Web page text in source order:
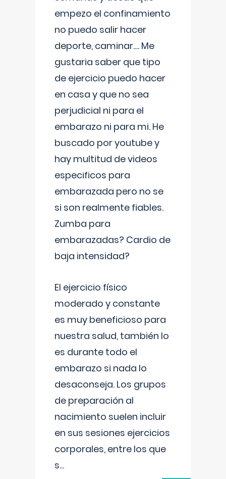
empezo el confinamiento
no puedo salir hacer
deporte, caminar.... Me
gustaria saber que tipo
de ejercicio puedo hacer
en casa y que no sea
perjudicial ni para el
embarazo ni para mi. He
buscado por youtube y
hay multitud de videos
especificos para
embarazada pero no se
si son realmente fiables.
Zumba para
embarazadas? Cardio de
baja intensidad?
El ejercicio físico
moderado y constante
es muy beneficioso para
nuestra salud, también lo
es durante todo el
embarazo si nada lo
desaconseja. Los grupos
de preparación al
nacimiento suelen incluir
en sus sesiones ejercicios
corporales, entre los que
s...